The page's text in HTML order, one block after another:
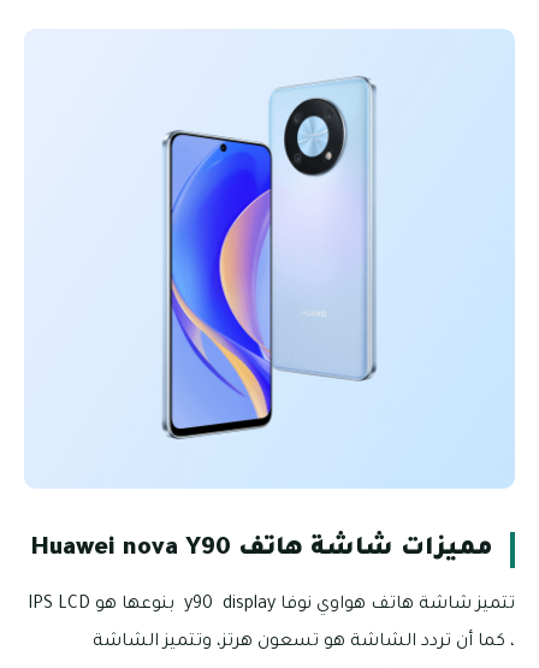
مميزات شاشة هاتف Huawei nova Y90
تتميز شاشة هاتف هواوي نوفا y90 display بنوعها هو IPS LCD
، كما أن تردد الشاشة هو تسعون هرتز، وتتميز الشاشة